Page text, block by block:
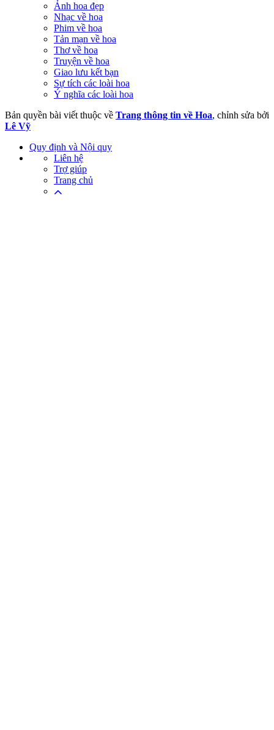
Ảnh hoa đẹp
Nhạc về hoa
Phim về hoa
Tản mạn về hoa
Thơ về hoa
Truyện về hoa
Giao lưu kết bạn
Sự tích các loài hoa
Ý nghĩa các loài hoa
Bản quyền bài viết thuộc về Trang thông tin về Hoa, chỉnh sửa bởi
Lê Vỹ
Quy định và Nội quy
Liên hệ
Trợ giúp
Trang chủ